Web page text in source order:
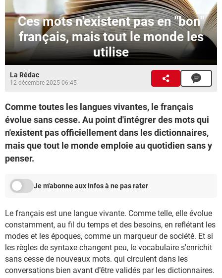
Ces mots n'existent pas en "bon"
français, mais tout le monde les
utilise
La Rédac
12 décembre 2025 06:45
Comme toutes les langues vivantes, le français
évolue sans cesse. Au point d'intégrer des mots qui
n'existent pas officiellement dans les dictionnaires,
mais que tout le monde emploie au quotidien sans y
penser.
Je m'abonne aux Infos à ne pas rater
Le français est une langue vivante. Comme telle, elle évolue
constamment, au fil du temps et des besoins, en reflétant les
modes et les époques, comme un marqueur de société. Et si
les règles de syntaxe changent peu, le vocabulaire s'enrichit
sans cesse de nouveaux mots. qui circulent dans les
conversations bien avant d'̂être validés par les dictionnaires.